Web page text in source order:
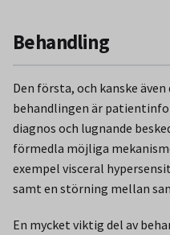
Behandling
Den första, och kanske
behandlingen är
diagnos och lugnande
förmedla möjliga
exempel visceral
samt en störning mellan
En mycket viktig del av